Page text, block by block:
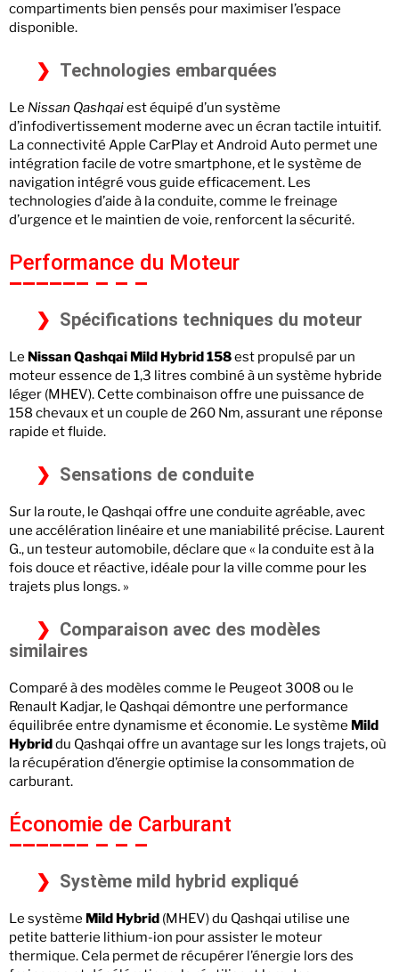
compartiments bien pensés pour maximiser l’espace
disponible.
Technologies embarquées
Le Nissan Qashqaiest équipé d’un système
d’infodivertissement moderne avec un écran tactile intuitif.
La connectivité Apple CarPlay et Android Auto permet une
intégration facile de votre smartphone, et le système de
navigation intégré vous guide efficacement. Les
technologies d’aide à la conduite, comme le freinage
d’urgence et le maintien de voie, renforcent la sécurité.
Performance du Moteur
Spécifications techniques du moteur
Le Nissan Qashqai Mild Hybrid 158est propulsé par un
moteur essence de 1,3 litres combiné à un système hybride
léger (MHEV). Cette combinaison offre une puissance de
158 chevaux et un couple de 260 Nm, assurant une réponse
rapide et fluide.
Sensations de conduite
Sur la route, le Qashqai offre une conduite agréable, avec
une accélération linéaire et une maniabilité précise. Laurent
G., un testeur automobile, déclare que « la conduite est à la
fois douce et réactive, idéale pour la ville comme pour les
trajets plus longs. »
Comparaison avec des modèles
similaires
Comparé à des modèles comme le Peugeot 3008 ou le
Renault Kadjar, le Qashqai démontre une performance
équilibrée entre dynamisme et économie. Le système Mild
Hybriddu Qashqai offre un avantage sur les longs trajets, où
la récupération d’énergie optimise la consommation de
carburant.
Économie de Carburant
Système mild hybrid expliqué
Le système Mild Hybrid (MHEV) du Qashqai utilise une
petite batterie lithium-ion pour assister le moteur
thermique. Cela permet de récupérer l’énergie lors des